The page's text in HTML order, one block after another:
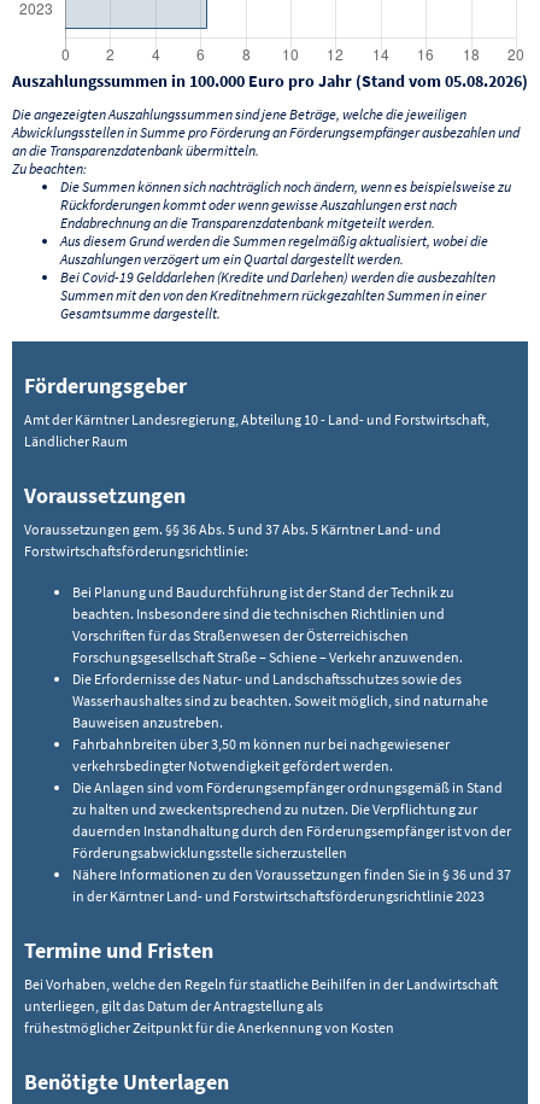
Auszahlungssummen in 100.000 Euro pro Jahr (Stand vom 05.08.2026)
Die angezeigten Auszahlungssummen sind jene Beträge, welche die jeweiligen
Abwicklungsstellen in Summe pro Förderung an Förderungsempfänger ausbezahlen und
an die Transparenzdatenbank übermitteln.
Zu beachten:
Die Summen können sich nachträglich noch ändern, wenn es beispielsweise zu
Rückforderungen kommt oder wenn gewisse Auszahlungen erst nach
Endabrechnung an die Transparenzdatenbank mitgeteilt werden.
Aus diesem Grund werden die Summen regelmäßig aktualisiert, wobei die
Auszahlungen verzögert um ein Quartal dargestellt werden.
Bei Covid-19 Gelddarlehen (Kredite und Darlehen) werden die ausbezahlten
Summen mit den von den Kreditnehmern rückgezahlten Summen in einer
Gesamtsumme dargestellt.
Förderungsgeber
Amt der Kärntner Landesregierung, Abteilung 10 - Land- und Forstwirtschaft,
Ländlicher Raum
Voraussetzungen
Voraussetzungen gem. §§ 36 Abs. 5 und 37 Abs. 5 Kärntner Land- und
Forstwirtschaftsförderungsrichtlinie:
Bei Planung und Baudurchführung ist der Stand der Technik zu
beachten. Insbesondere sind die technischen Richtlinien und
Vorschriften für das Straßenwesen der Österreichischen
Forschungsgesellschaft Straße – Schiene – Verkehr anzuwenden.
Die Erfordernisse des Natur- und Landschaftsschutzes sowie des
Wasserhaushaltes sind zu beachten. Soweit möglich, sind naturnahe
Bauweisen anzustreben.
Fahrbahnbreiten über 3,50 m können nur bei nachgewiesener
verkehrsbedingter Notwendigkeit gefördert werden.
Die Anlagen sind vom Förderungsempfänger ordnungsgemäß in Stand
zu halten und zweckentsprechend zu nutzen. Die Verpflichtung zur
dauernden Instandhaltung durch den Förderungsempfänger ist von der
Förderungsabwicklungsstelle sicherzustellen
Nähere Informationen zu den Voraussetzungen finden Sie in § 36 und 37
in der Kärntner Land- und Forstwirtschaftsförderungsrichtlinie 2023
Termine und Fristen
Bei Vorhaben, welche den Regeln für staatliche Beihilfen in der Landwirtschaft
unterliegen, gilt das Datum der Antragstellung als
frühestmöglicher Zeitpunkt für die Anerkennung von Kosten
Benötigte Unterlagen